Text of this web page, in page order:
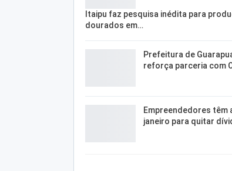
Itaipu faz pesquisa inédita para
dourados em…
Prefeitura de
reforça parceria com
Empreendedores têm
janeiro para quitar